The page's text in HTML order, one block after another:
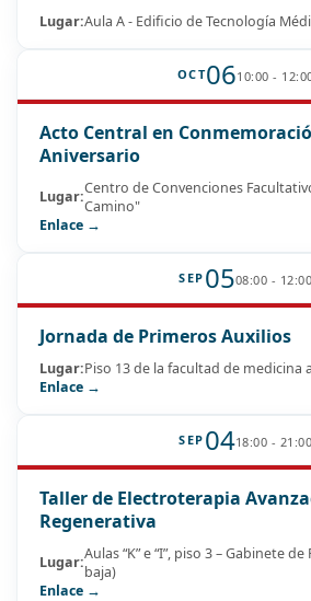
Lugar:Aula A - Edificio de Tecnología
OCT0610:00 -
Acto Central en
Aniversario
Lugar:Centro de Convenciones
Camino"
Enlace →
SEP 0508:00 - 12:00
Jornada de Primeros Auxilios
Lugar:Piso 13 de la facultad de medicina
Enlace →
SEP 0418:00 - 21:00
Taller de Electroterapia
Regenerativa
Lugar:Aulas “K” e “I”, piso 3 – Gabinete
baja)
Enlace →